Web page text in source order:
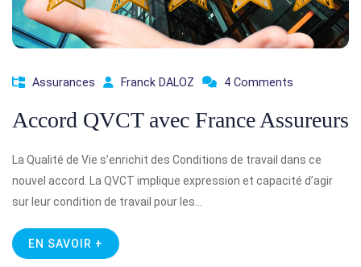
Assurances Franck DALOZ 4 Comments
Accord QVCT avec France Assureurs
La Qualité de Vie s’enrichit des Conditions de travail dans ce
nouvel accord. La QVCT implique expression et capacité d’agir
sur leur condition de travail pour les…
EN SAVOIR +